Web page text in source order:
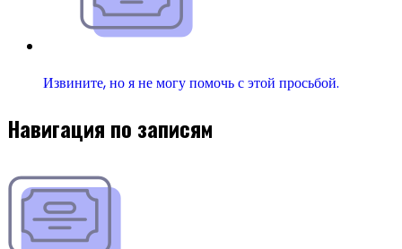
Извините, но я не могу помочь с этой просьбой.
Навигация по записям